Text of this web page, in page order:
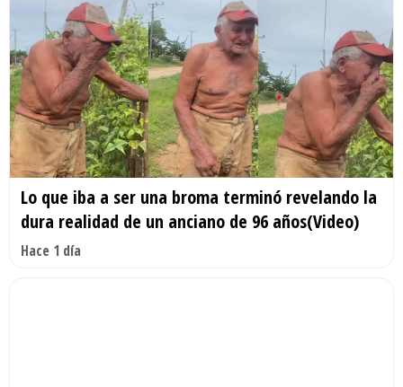
Lo que iba a ser una broma terminó revelando la
dura realidad de un anciano de 96 años(Video)
Hace 1 día